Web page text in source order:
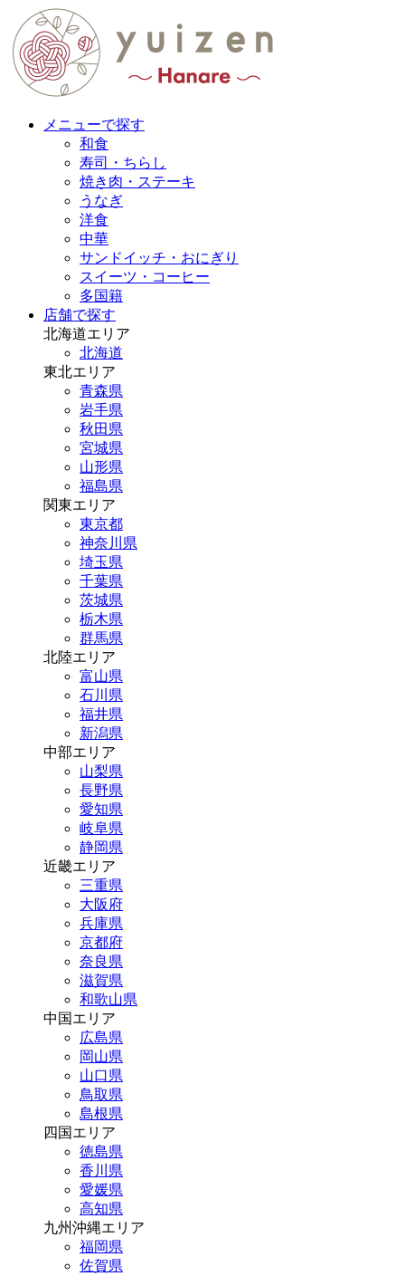
メニューで探す
和食
寿司・ちらし
焼き肉・ステーキ
うなぎ
洋食
中華
サンドイッチ・おにぎり
スイーツ・コーヒー
多国籍
店舗で探す
北海道エリア
北海道
東北エリア
青森県
岩手県
秋田県
宮城県
山形県
福島県
関東エリア
東京都
神奈川県
埼玉県
千葉県
茨城県
栃木県
群馬県
北陸エリア
富山県
石川県
福井県
新潟県
中部エリア
山梨県
長野県
愛知県
岐阜県
静岡県
近畿エリア
三重県
大阪府
兵庫県
京都府
奈良県
滋賀県
和歌山県
中国エリア
広島県
岡山県
山口県
鳥取県
島根県
四国エリア
徳島県
香川県
愛媛県
高知県
九州沖縄エリア
福岡県
佐賀県